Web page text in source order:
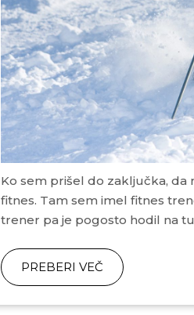
Ko sem prišel do zaključka, da moram shujšati nekaj kilogramov, sem začel hoditi v
fitnes. Tam sem imel fitnes
trener pa je pogosto hodil na
PREBERI VEČ